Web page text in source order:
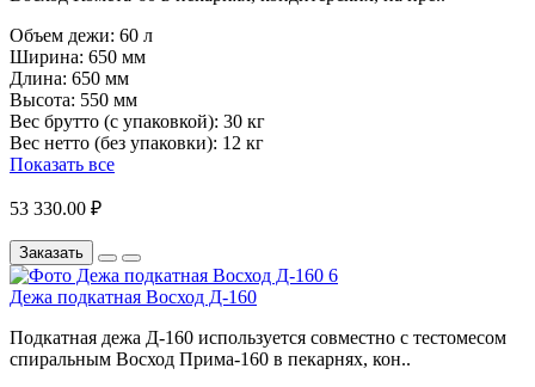
Объем дежи: 60 л
Ширина: 650 мм
Длина: 650 мм
Высота: 550 мм
Вес брутто (с упаковкой): 30 кг
Вес нетто (без упаковки): 12 кг
Показать все
53 330.00 ₽
Заказать
Дежа подкатная Восход Д-160
Подкатная дежа Д-160 используется совместно с тестомесом
спиральным Восход Прима-160 в пекарнях, кон..